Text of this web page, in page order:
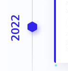
2022